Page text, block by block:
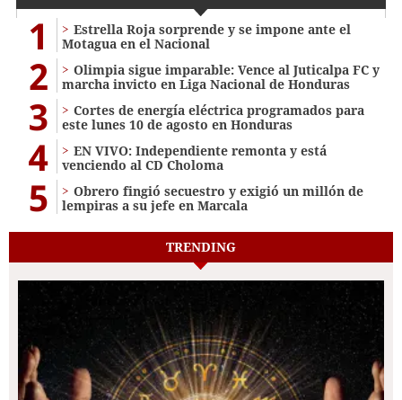
1
Estrella Roja sorprende y se impone ante el
Motagua en el Nacional
2
Olimpia sigue imparable: Vence al Juticalpa FC y
marcha invicto en Liga Nacional de Honduras
3
Cortes de energía eléctrica programados para
este lunes 10 de agosto en Honduras
4
EN VIVO: Independiente remonta y está
venciendo al CD Choloma
5
Obrero fingió secuestro y exigió un millón de
lempiras a su jefe en Marcala
TRENDING